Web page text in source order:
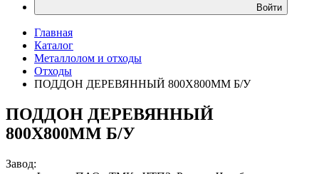
Войти
Главная
Каталог
Металлолом и отходы
Отходы
ПОДДОН ДЕРЕВЯННЫЙ 800Х800ММ Б/У
ПОДДОН ДЕРЕВЯННЫЙ
800Х800ММ Б/У
Завод: